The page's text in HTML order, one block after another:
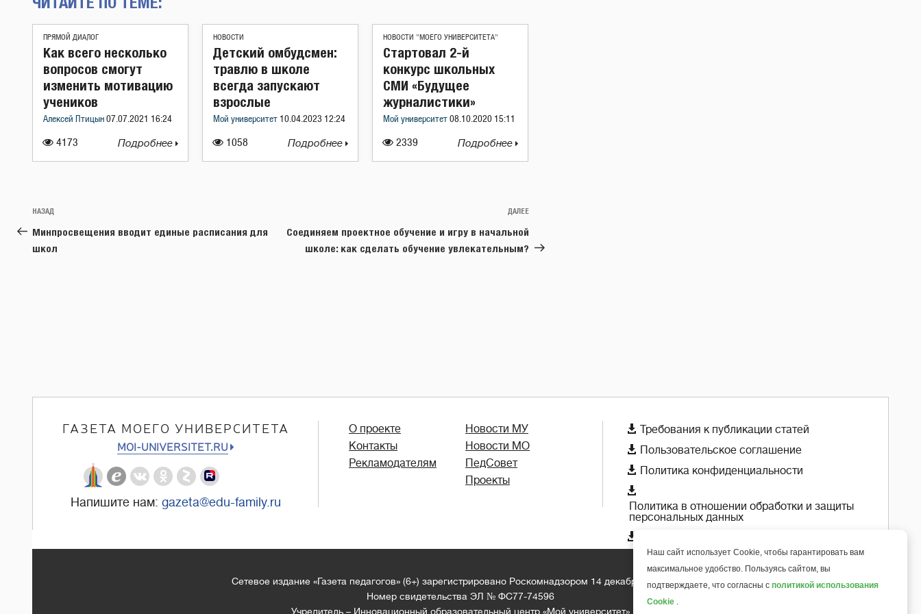
ПРЯМОЙ ДИАЛОГ
4173
Как всего несколько
вопросов смогут
изменить мотивацию
учеников
Алексей Птицын 07.07.2021 16:24
Подробнее
НОВОСТИ
1058
Детский омбудсмен:
травлю в школе
всегда запускают
взрослые
Мой университет 10.04.2023 12:24
Подробнее
НОВОСТИ "МОЕГО УНИВЕРСИТЕТА"
2339
Стартовал 2-й
конкурс школьных
СМИ «Будущее
журналистики»
Мой университет 08.10.2020 15:11
Подробнее
Навигация
по
записям
Предыдущая
запись:
НАЗАД
Минпросвещения вводит единые расписания для
школ
Следующая
ДАЛЕЕ
Соединяем проектное обучение и игру в начальной
школе: как сделать обучение увлекательным?
ГАЗЕТА МОЕГО УНИВЕРСИТЕТА
MOI-UNIVERSITET.RU
Напишите нам: gazeta@edu-family.ru
О проекте
Контакты
Рекламодателям
Новости МУ
Новости МО
ПедСовет
Проекты
 Требования к публикации статей
 Пользовательское соглашение
 Политика конфиденциальности

Политика в отношении обработки и защиты
персональных данных

Сетевое издание «Газета педагогов» (6+) зарегистрировано Роскомнадзором 14 декабря 2018 года
Номер свидетельства ЭЛ № ФС77-74596
Учредитель – Инновационный образовательный центр «Мой университет»
6+
Наш сайт использует Cookie, чтобы гарантировать вам
максимальное удобство. Пользуясь сайтом, вы
подтверждаете, что согласны с политикой использования
Cookie .